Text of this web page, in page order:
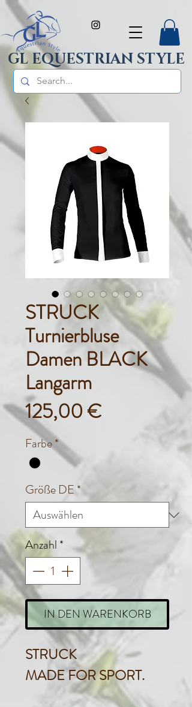
GL EQUESTRIAN STYLE
STRUCK
Turnierbluse
Damen BLACK
Langarm
125,00 €Preis
Farbe*
Größe DE*
Anzahl *
IN DEN WARENKORB
STRUCK
MADE FOR SPORT.